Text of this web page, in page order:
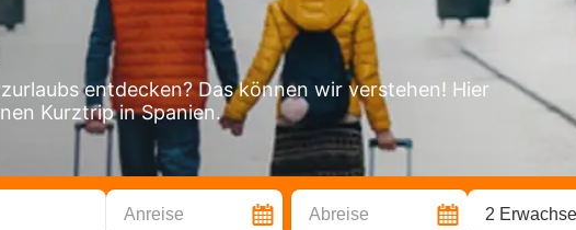
entdecken? Das können wir verstehen! Hier
Kurztrip in Spanien.
Anreise Abreise 2